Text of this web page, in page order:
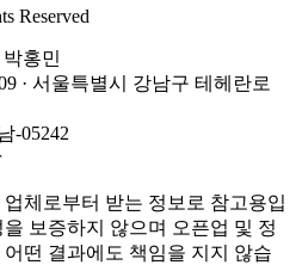
Reserved
홍민
· 서울특별시 강남구 테헤란로
-05242
체로부터 받는 정보로 참고용입
보증하지 않으며 오픈업 및 정
떤 결과에도 책임을 지지 않습